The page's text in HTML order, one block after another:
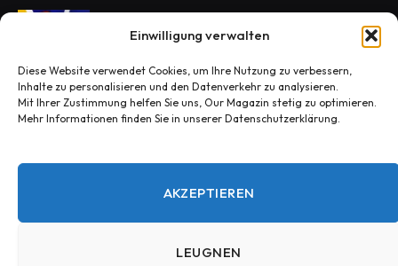
Einwilligung verwalten
Diese Website verwendet Cookies, um Ihre Nutzung zu verbessern,
Inhalte zu personalisieren und den Datenverkehr zu analysieren.
Mit Ihrer Zustimmung helfen Sie uns, Our Magazin stetig zu optimieren.
Mehr Informationen finden Sie in unserer Datenschutzerklärung.
AKZEPTIEREN
LEUGNEN
Medien berichten, offiziell nichts bestätigt
OCTOBER 29, 2025
Konny Reimann Todesursache? Die
OCTOBER 30, 2025